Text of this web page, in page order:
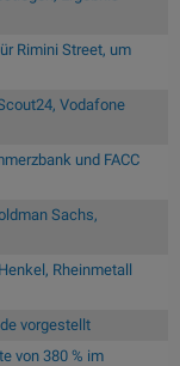
Rimini Street, um
Vodafone
und FACC
Sachs,
Rheinmetall
vorgestellt
von 380 % im